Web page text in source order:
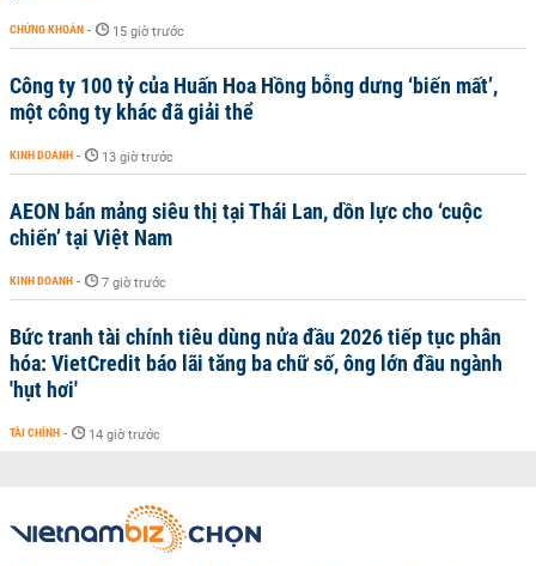
CHỨNG KHOÁN - 15 giờ trước
Công ty 100 tỷ của Huấn Hoa Hồng bỗng dưng ‘biến mất’,
một công ty khác đã giải thể
KINH DOANH - 13 giờ trước
AEON bán mảng siêu thị tại Thái Lan, dồn lực cho ‘cuộc
chiến’ tại Việt Nam
KINH DOANH - 7 giờ trước
Bức tranh tài chính tiêu dùng nửa đầu 2026 tiếp tục phân
hóa: VietCredit báo lãi tăng ba chữ số, ông lớn đầu ngành
'hụt hơi'
TÀI CHÍNH - 14 giờ trước